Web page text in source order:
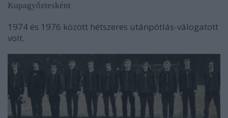
Kupagyőztesként
1974 és 1976 között hétszeres utánpótlás-válogatott
volt.